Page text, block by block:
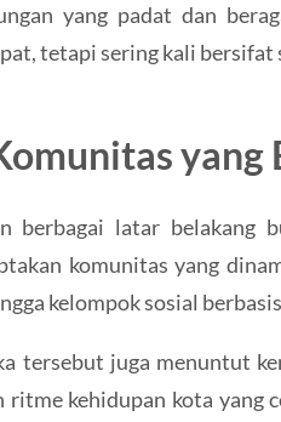
yang padat dan
tetapi sering kali bersifat
yang
berbagai latar belakang
komunitas yang
kelompok sosial
tersebut juga menuntut
ritme kehidupan kota yang